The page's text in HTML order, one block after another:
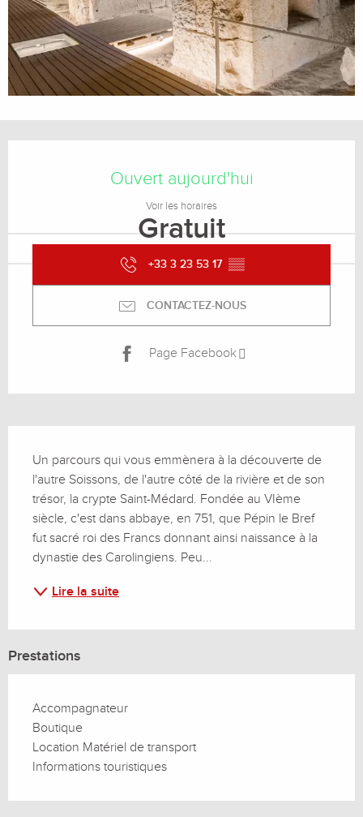
Ouvert aujourd'hui
Voir les horaires
Gratuit
+33 3 23 53 17 ▒▒
CONTACTEZ-NOUS
Page Facebook
Un parcours qui vous emmènera à la découverte de
l'autre Soissons, de l'autre côté de la rivière et de son
trésor, la crypte Saint-Médard. Fondée au VIème
siècle, c'est dans abbaye, en 751, que Pépin le Bref
fut sacré roi des Francs donnant ainsi naissance à la
dynastie des Carolingiens. Peu...
Lire la suite
Prestations
Accompagnateur
Boutique
Location Matériel de transport
Informations touristiques